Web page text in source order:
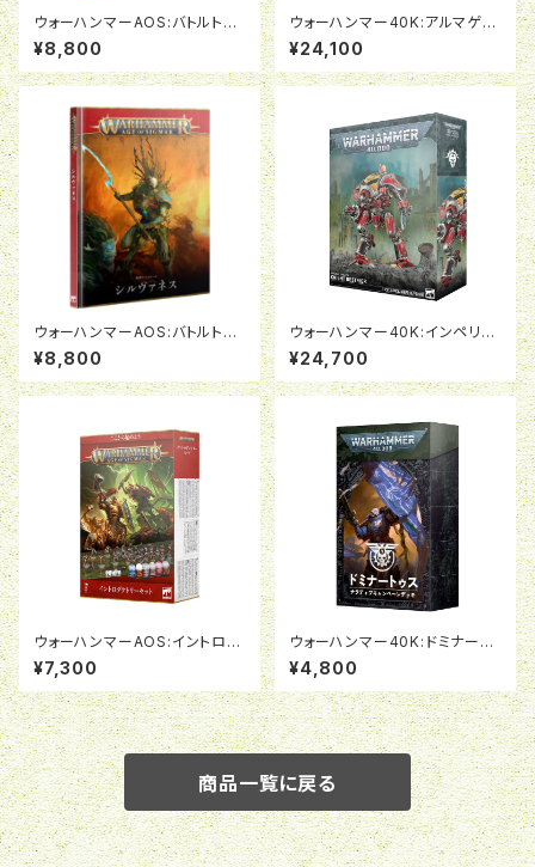
ウォーハンマーAOS:バトルトー
ム：ドーター・オヴ・カイン（日本
語版）
¥8,800
ウォーハンマー40K:アルマゲド
ン・バタリオン：オルク
¥24,100
ウォーハンマーAOS:バトルトー
ム：シルヴァネス（日本語版）
¥8,800
ウォーハンマー40K:インペリア
ルナイト：デストリエ
¥24,700
ウォーハンマーAOS:イントロダ
クトリーセット（日本語版）
¥7,300
ウォーハンマー40K:ドミナート
ゥス・アルマゲドン（日本語版）
¥4,800
商品一覧に戻る